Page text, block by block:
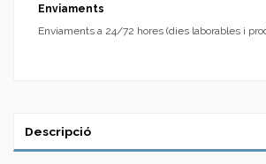
Enviaments
Enviaments a 24/72 hores (dies laborables i
Descripció